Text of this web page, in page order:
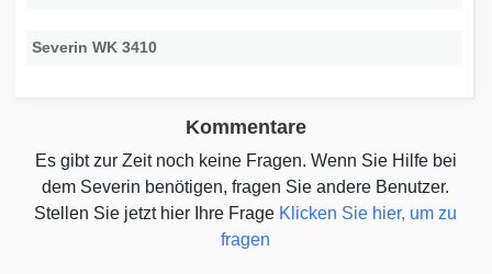
Severin WK 3410
Kommentare
Es gibt zur Zeit noch keine Fragen. Wenn Sie Hilfe bei
dem Severin benötigen, fragen Sie andere Benutzer.
Stellen Sie jetzt hier Ihre Frage Klicken Sie hier, um zu
fragen